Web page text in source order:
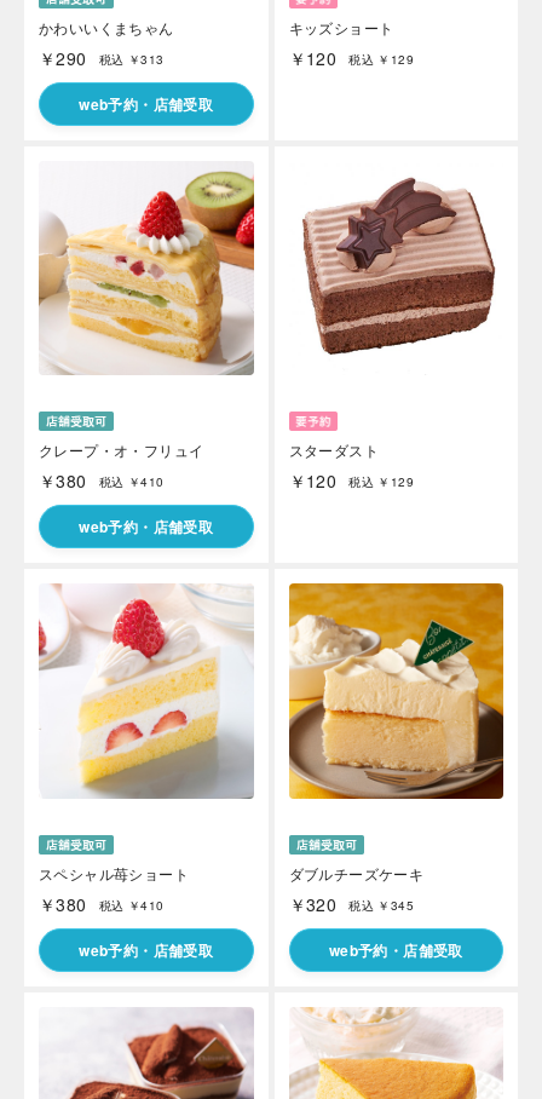
かわいいくまちゃん
￥290 税込 ￥313
web予約・店舗受取
キッズショート
￥120 税込 ￥129
クレープ・オ・フリュイ
￥380 税込 ￥410
web予約・店舗受取
スターダスト
￥120 税込 ￥129
スペシャル苺ショート
￥380 税込 ￥410
web予約・店舗受取
ダブルチーズケーキ
￥320 税込 ￥345
web予約・店舗受取
岳や末広がりを意味す
つ時」という意味を込
。雄大な八ヶ岳山麓の自
る、こだわりのスイー
さい。
海外 Overseas shops
Indonesia
Singapore
Malaysia
Hong Kong
Thailand
Vietnam